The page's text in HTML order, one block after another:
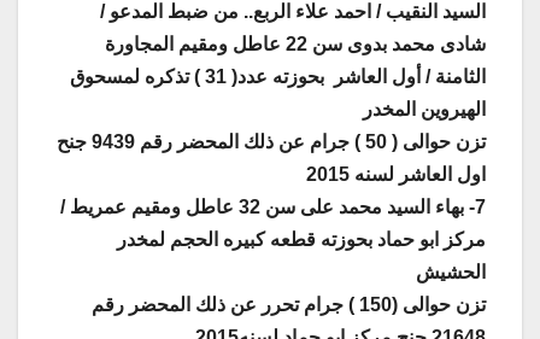
السيد النقيب / احمد علاء الربع.. من ضبط المدعو /
شادى محمد بدوى سن 22 عاطل ومقيم المجاورة
الثامنة / أول العاشر بحوزته عدد( 31 ) تذكره لمسحوق
الهيروين المخدر
تزن حوالى ( 50 ) جرام عن ذلك المحضر رقم 9439 جنح
اول العاشر لسنه 2015
7- بهاء السيد محمد على سن 32 عاطل ومقيم عمريط /
مركز ابو حماد بحوزته قطعه كبيره الحجم لمخدر
الحشيش
تزن حوالى (150 ) جرام تحرر عن ذلك المحضر رقم